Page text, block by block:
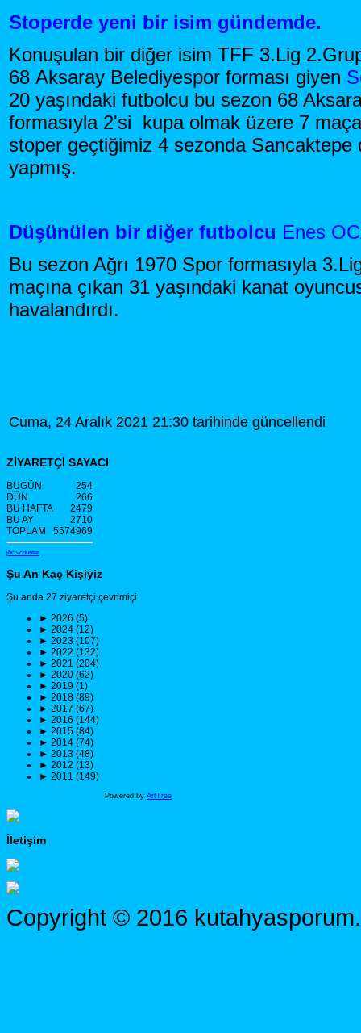
Stoperde yeni bir isim gündemde.
Konuşulan bir diğer isim TFF 3.Lig
68 Aksaray Belediyespor forması giyen
20 yaşındaki futbolcu bu sezon 68
formasıyla 2'si kupa olmak üzere 7
stoper geçtiğimiz 4 sezonda Sancaktepe
yapmış.
Düşünülen bir diğer futbolcu Enes
Bu sezon Ağrı 1970 Spor formasıyla
maçına çıkan 31 yaşındaki kanat
havalandırdı.
Cuma, 24 Aralık 2021 21:30 tarihinde güncellendi
ZİYARETÇİ SAYACI
BUGÜN
254
DÜN
266
BU HAFTA
2479
BU AY
2710
TOPLAM
5574969
jbc vcounter
Şu An Kaç Kişiyiz
Şu anda 27 ziyaretçi çevrimiçi
► 2026 (5)
► 2024 (12)
► 2023 (107)
► 2022 (132)
► 2021 (204)
► 2020 (62)
► 2019 (1)
► 2018 (89)
► 2017 (67)
► 2016 (144)
► 2015 (84)
► 2014 (74)
► 2013 (48)
► 2012 (13)
► 2011 (149)
Powered by ArtTree
İletişim
Copyright © 2016